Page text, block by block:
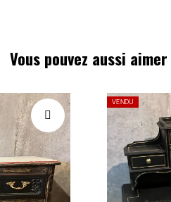
Vous pouvez aussi aimer
VENDU